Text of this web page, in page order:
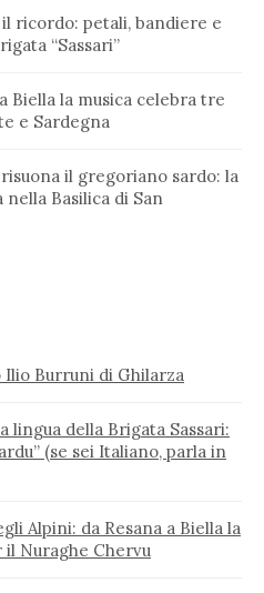
ricordo: petali, bandiere e
“Sassari”
Biella la musica celebra tre
e Sardegna
il gregoriano sardo: la
Basilica di San
Ilio Burruni di Ghilarza
lingua della Brigata Sassari:
(se sei Italiano, parla in
Alpini: da Resana a Biella la
il Nuraghe Chervu